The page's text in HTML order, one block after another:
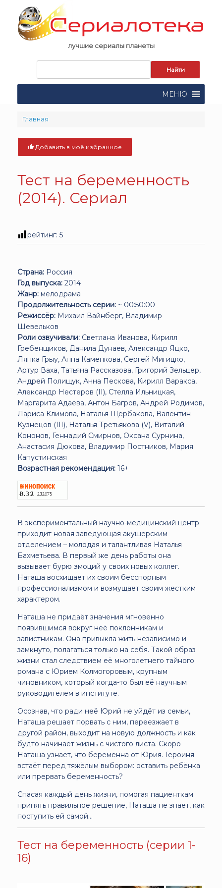
content
лучшие сериалы планеты
поиска:
МЕНЮ
Главная
Добавить в моё избранное
Тест на беременность
(2014). Сериал
рейтинг: 5
Страна: Россия
Год выпуска: 2014
Жанр: мелодрама
Продолжительность серии: ~ 00:50:00
Режиссёр: Михаил Вайнберг, Владимир
Шевельков
Роли озвучивали: Светлана Иванова, Кирилл
Гребенщиков, Данила Дунаев, Александр Яцко,
Лянка Грыу, Анна Каменкова, Сергей Мигицко,
Артур Ваха, Татьяна Рассказова, Григорий Зельцер,
Андрей Полищук, Анна Пескова, Кирилл Варакса,
Александр Нестеров (II), Стелла Ильницкая,
Маргарита Адаева, Антон Багров, Андрей Родимов,
Лариса Климова, Наталья Щербакова, Валентин
Кузнецов (III), Наталья Третьякова (V), Виталий
Кононов, Геннадий Смирнов, Оксана Сурнина,
Анастасия Дюкова, Владимир Постников, Мария
Капустинская
Возрастная рекомендация: 16+
В экспериментальный научно-медицинский центр
приходит новая заведующая акушерским
отделением – молодая и талантливая Наталья
Бахметьева. В первый же день работы она
вызывает бурю эмоций у своих новых коллег.
Наташа восхищает их своим бесспорным
профессионализмом и возмущает своим жестким
характером.
Наташа не придаёт значения мгновенно
появившимся вокруг неё поклонникам и
завистникам. Она привыкла жить независимо и
замкнуто, полагаться только на себя. Такой образ
жизни стал следствием её многолетнего тайного
романа с Юрием Колмогоровым, крупным
чиновником, который когда-то был её научным
руководителем в институте.
Осознав, что ради неё Юрий не уйдёт из семьи,
Наташа решает порвать с ним, переезжает в
другой район, выходит на новую должность и как
будто начинает жизнь с чистого листа. Скоро
Наташа узнаёт, что беременна от Юрия. Героиня
встаёт перед тяжёлым выбором: оставить ребёнка
или прервать беременность?
Спасая каждый день жизни, помогая пациенткам
принять правильное решение, Наташа не знает, как
поступить ей самой…
Тест на беременность (серии 1-
16)